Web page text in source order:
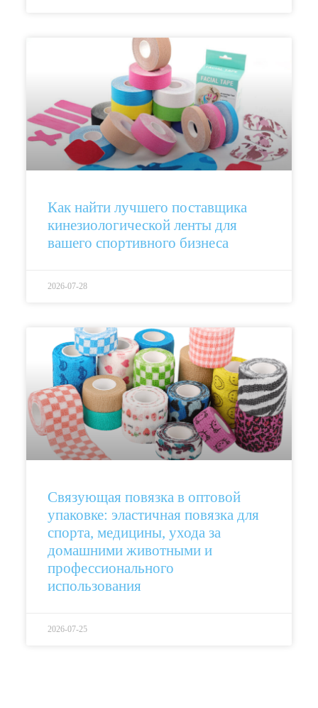
Как найти лучшего поставщика
кинезиологической ленты для
вашего спортивного бизнеса
2026-07-28
Связующая повязка в оптовой
упаковке: эластичная повязка для
спорта, медицины, ухода за
домашними животными и
профессионального
использования
2026-07-25